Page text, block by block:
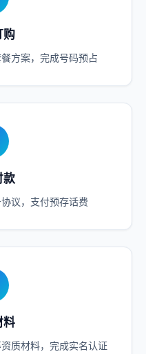
购
方案，完成号码预占
款
议，支付预存话费
料
质材料，完成实名认证